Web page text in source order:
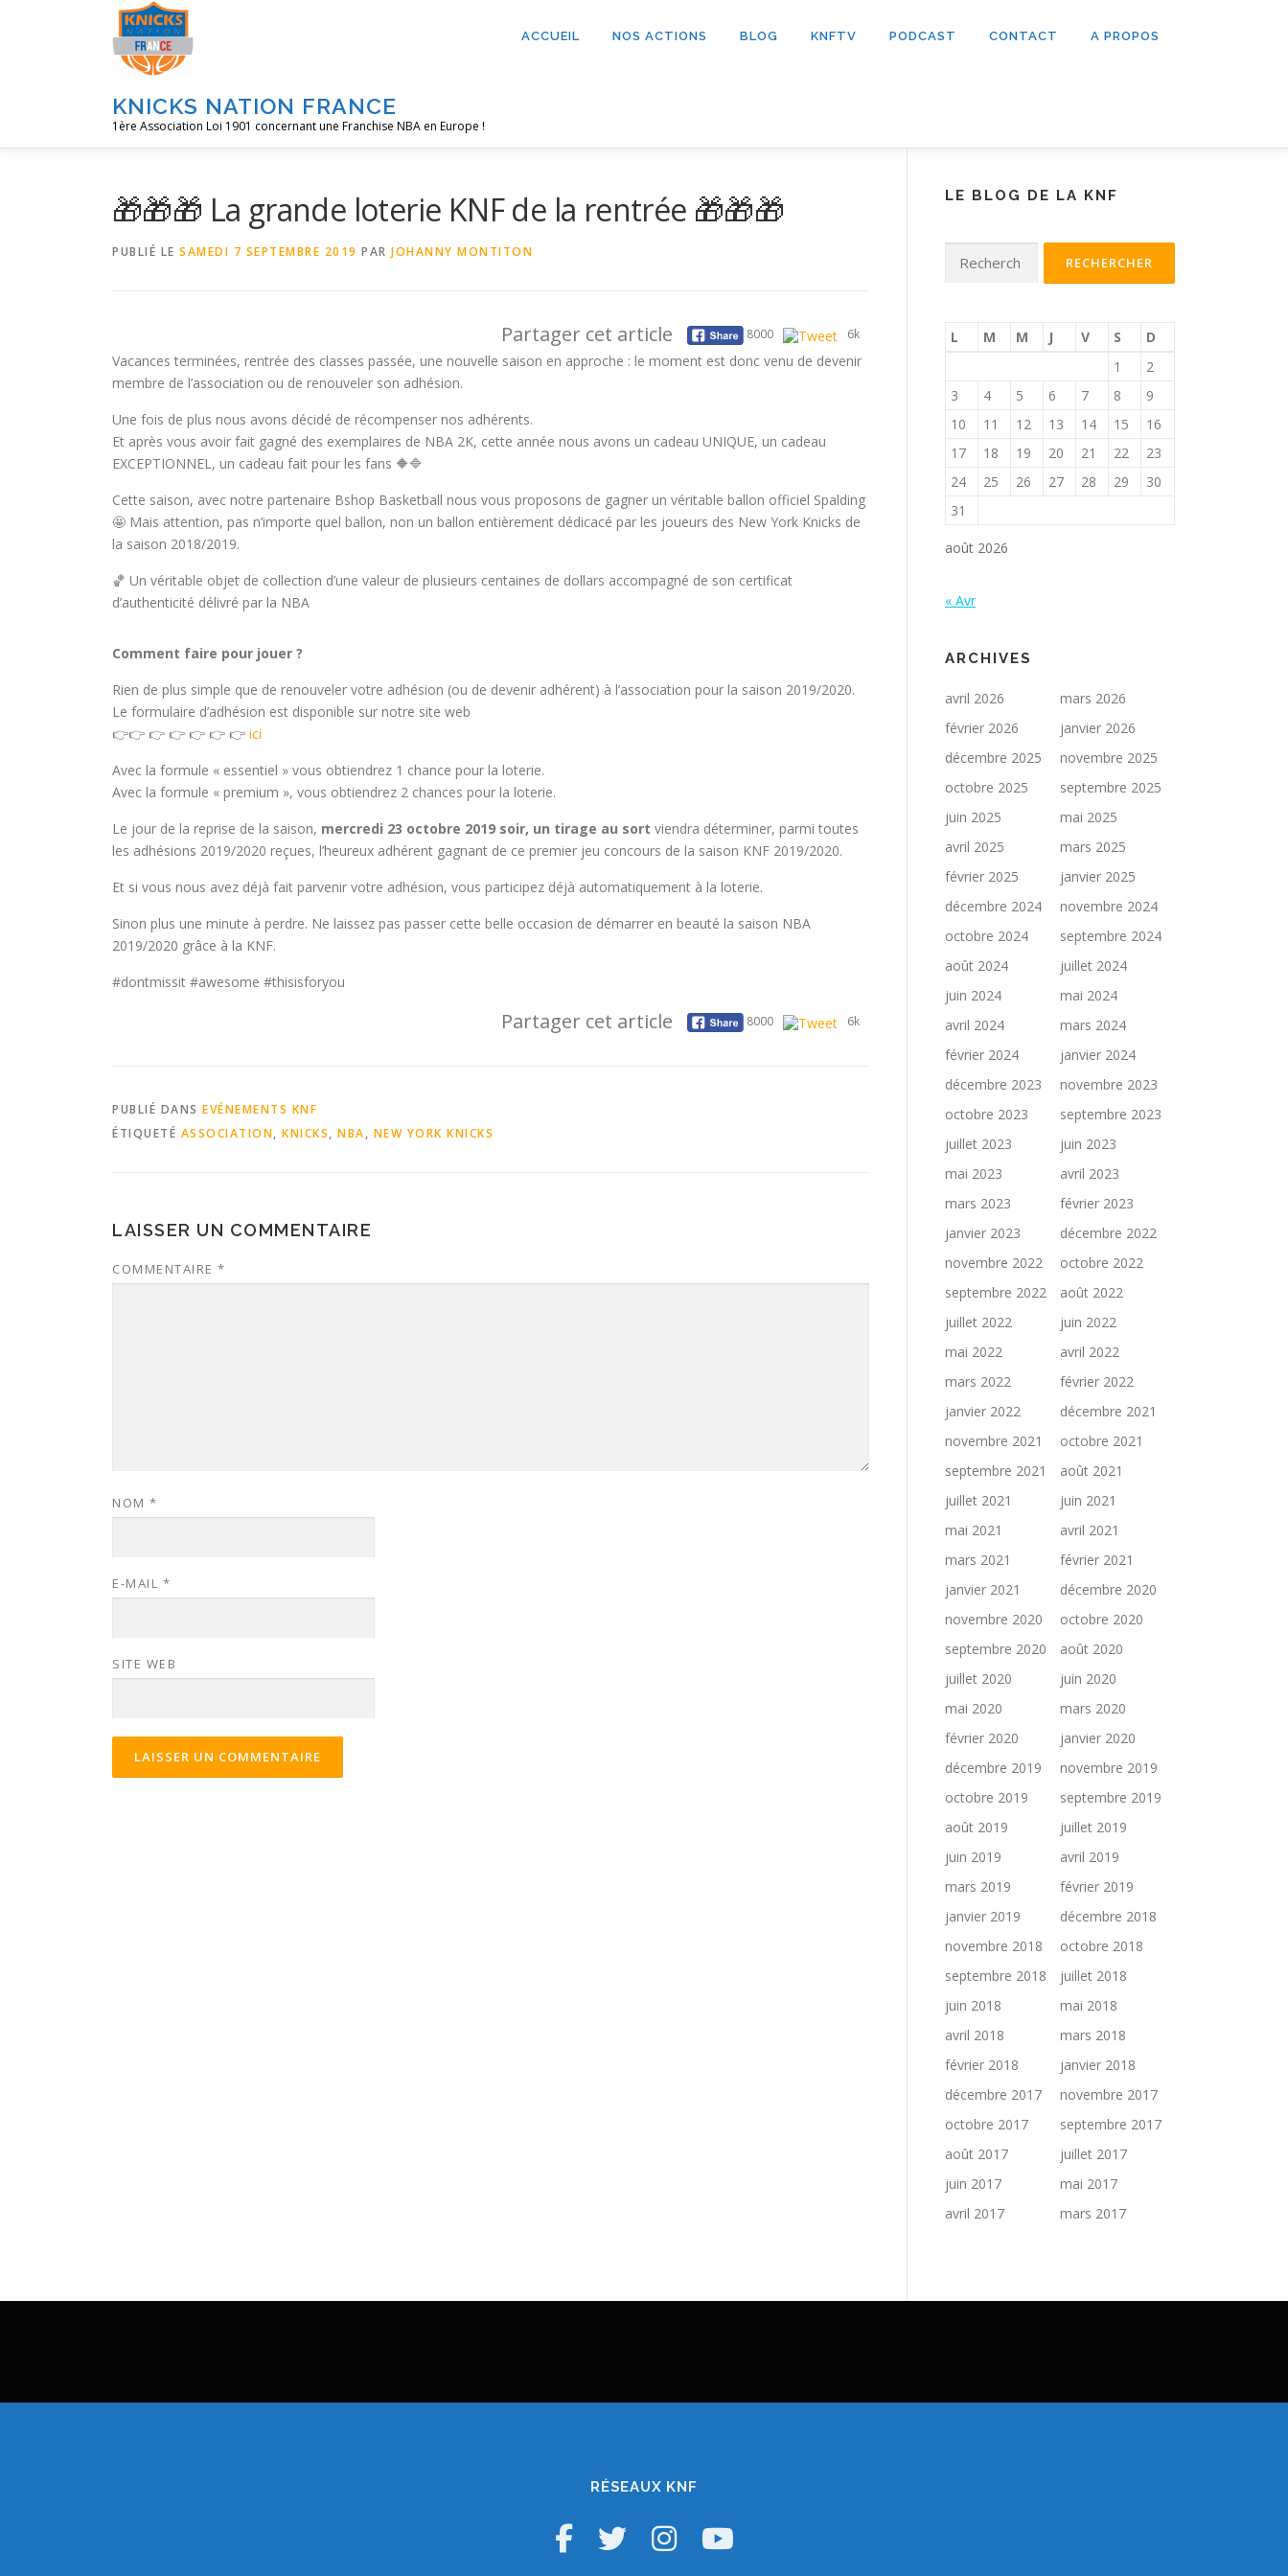
KNICKS NATION FRANCE
1ère Association Loi 1901 concernant une Franchise NBA en Europe !
ACCUEIL NOS ACTIONS BLOG KNFTV PODCAST CONTACT A PROPOS
🎁🎁🎁 La grande loterie KNF de la rentrée 🎁🎁🎁
PUBLIÉ LE SAMEDI 7 SEPTEMBRE 2019 PAR JOHANNY MONTITON
Partager cet article 8000 6k
Vacances terminées, rentrée des classes passée, une nouvelle saison en approche : le moment est donc venu de devenir
membre de l’association ou de renouveler son adhésion.
Une fois de plus nous avons décidé de récompenser nos adhérents.
Et après vous avoir fait gagné des exemplaires de NBA 2K​, cette année nous avons un cadeau UNIQUE, un cadeau
EXCEPTIONNEL, un cadeau fait pour les fans 🔶🔷
Cette saison, avec notre partenaire Bshop Basketball​ nous vous proposons de gagner un véritable ballon officiel Spalding​
🤩 Mais attention, pas n’importe quel ballon, non un ballon entièrement dédicacé par les joueurs des New York Knicks​ de
la saison 2018/2019.
🏀 Un véritable objet de collection d’une valeur de plusieurs centaines de dollars accompagné de son certificat
d’authenticité délivré par la NBA​
Comment faire pour jouer ?
Rien de plus simple que de renouveler votre adhésion (ou de devenir adhérent) à l’association pour la saison 2019/2020.
Le formulaire d’adhésion est disponible sur notre site web
👉👉 👉 👉 👉 👉 👉 ici
Avec la formule « essentiel » vous obtiendrez 1 chance pour la loterie.
Avec la formule « premium », vous obtiendrez 2 chances pour la loterie.
Le jour de la reprise de la saison, mercredi 23 octobre 2019 soir, un tirage au sort viendra déterminer, parmi toutes
les adhésions 2019/2020 reçues, l’heureux adhérent gagnant de ce premier jeu concours de la saison KNF 2019/2020.
Et si vous nous avez déjà fait parvenir votre adhésion, vous participez déjà automatiquement à la loterie.
Sinon plus une minute à perdre. Ne laissez pas passer cette belle occasion de démarrer en beauté la saison NBA
2019/2020 grâce à la KNF.
#dontmissit #awesome #thisisforyou
Partager cet article 8000 6k
PUBLIÉ DANS EVÉNEMENTS KNF
ÉTIQUETÉ ASSOCIATION, KNICKS, NBA, NEW YORK KNICKS
LAISSER UN COMMENTAIRE
COMMENTAIRE *
NOM *
E-MAIL *
SITE WEB
LE BLOG DE LA KNF
août 2026
L M M J V S
D
1
2
3
4 5 6 7 8
9
10
11 12 13 14 15
16
17
18 19 20 21 22
23
24
25 26 27 28 29
30
31
« Avr
ARCHIVES
avril 2026
mars 2026
février 2026
janvier 2026
décembre 2025
novembre 2025
octobre 2025
septembre 2025
juin 2025
mai 2025
avril 2025
mars 2025
février 2025
janvier 2025
décembre 2024
novembre 2024
octobre 2024
septembre 2024
août 2024
juillet 2024
juin 2024
mai 2024
avril 2024
mars 2024
février 2024
janvier 2024
décembre 2023
novembre 2023
octobre 2023
septembre 2023
juillet 2023
juin 2023
mai 2023
avril 2023
mars 2023
février 2023
janvier 2023
décembre 2022
novembre 2022
octobre 2022
septembre 2022
août 2022
juillet 2022
juin 2022
mai 2022
avril 2022
mars 2022
février 2022
janvier 2022
décembre 2021
novembre 2021
octobre 2021
septembre 2021
août 2021
juillet 2021
juin 2021
mai 2021
avril 2021
mars 2021
février 2021
janvier 2021
décembre 2020
novembre 2020
octobre 2020
septembre 2020
août 2020
juillet 2020
juin 2020
mai 2020
mars 2020
février 2020
janvier 2020
décembre 2019
novembre 2019
octobre 2019
septembre 2019
août 2019
juillet 2019
juin 2019
avril 2019
mars 2019
février 2019
janvier 2019
décembre 2018
novembre 2018
octobre 2018
septembre 2018
juillet 2018
juin 2018
mai 2018
avril 2018
mars 2018
février 2018
janvier 2018
décembre 2017
novembre 2017
octobre 2017
septembre 2017
août 2017
juillet 2017
juin 2017
mai 2017
avril 2017
mars 2017
RÉSEAUX KNF